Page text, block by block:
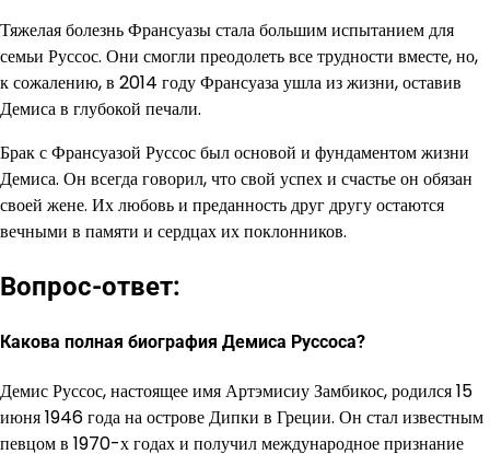
Тяжелая болезнь Франсуазы стала большим испытанием для
семьи Руссос. Они смогли преодолеть все трудности вместе, но,
к сожалению, в 2014 году Франсуаза ушла из жизни, оставив
Демиса в глубокой печали.
Брак с Франсуазой Руссос был основой и фундаментом жизни
Демиса. Он всегда говорил, что свой успех и счастье он обязан
своей жене. Их любовь и преданность друг другу остаются
вечными в памяти и сердцах их поклонников.
Вопрос-ответ:
Какова полная биография Демиса Руссоса?
Демис Руссос, настоящее имя Артэмисиу Замбикос, родился 15
июня 1946 года на острове Дипки в Греции. Он стал известным
певцом в 1970-х годах и получил международное признание